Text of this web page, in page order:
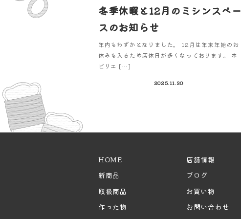
冬季休暇と12月のミシンスペー
スのお知らせ
年内もわずかとなりました。 12月は年末年始のお
休みも入るため店休日が多くなっております。 ホ
ビリエ […]
2025.11.30
HOME
新商品
取扱商品
作った物
店舗情報
ブログ
お買い物
お問い合わせ